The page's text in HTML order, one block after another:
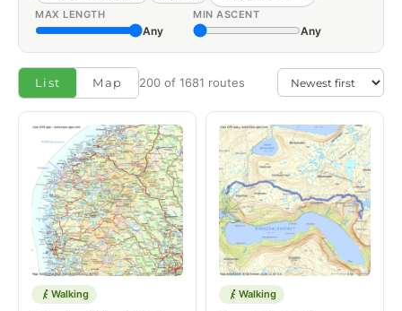
MAX LENGTH
Any
MIN ASCENT
Any
List Map 200 of 1681 routes
Walking Walking